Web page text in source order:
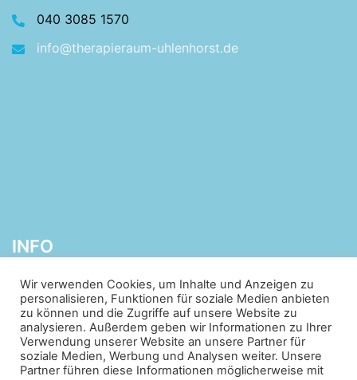
040 3085 1570
info@therapieraum-uhlenhorst.de
INFO
Sie sind sich nicht sicher, welche Therapie für Ihre
Situation die Beste ist? Wir beraten Sie gerne!
Alternativ können Sie auch direkt mit der Therapeutin
oder dem Therapeuten Ihrer Wahl in Kontakt treten.
Wir verwenden Cookies, um Inhalte und Anzeigen zu
personalisieren, Funktionen für soziale Medien anbieten
zu können und die Zugriffe auf unsere Website zu
analysieren. Außerdem geben wir Informationen zu Ihrer
Verwendung unserer Website an unsere Partner für
soziale Medien, Werbung und Analysen weiter. Unsere
Partner führen diese Informationen möglicherweise mit